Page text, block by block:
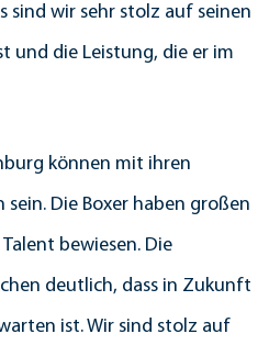
sind wir sehr stolz auf seinen
und die Leistung, die er im
können mit ihren
Die Boxer haben großen
bewiesen. Die
deutlich, dass in Zukunft
ist. Wir sind stolz auf